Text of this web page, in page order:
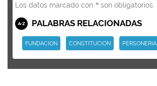
Los datos marcado con * son obligatorios.
PALABRAS RELACIONADAS
FUNDACION CONSTITUCION PERSONERIA